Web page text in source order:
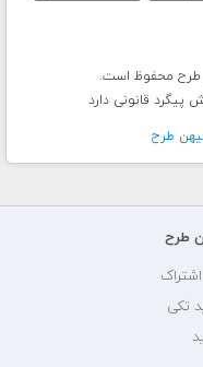
پیگرد قانونی دارد
طرح
طرح
تکی